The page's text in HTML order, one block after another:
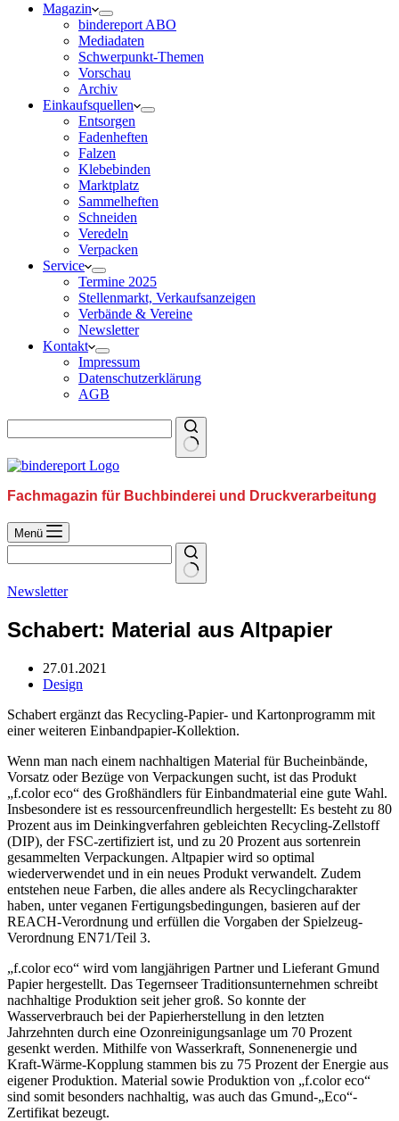
Magazin
bindereport ABO
Mediadaten
Schwerpunkt-Themen
Vorschau
Archiv
Einkaufsquellen
Entsorgen
Fadenheften
Falzen
Klebebinden
Marktplatz
Sammelheften
Schneiden
Veredeln
Verpacken
Service
Termine 2025
Stellenmarkt, Verkaufsanzeigen
Verbände & Vereine
Newsletter
Kontakt
Impressum
Datenschutzerklärung
AGB
Fachmagazin für Buchbinderei und Druckverarbeitung
Menü
Newsletter
Schabert: Material aus Altpapier
27.01.2021
Design
Schabert ergänzt das Recycling-Papier- und Kartonprogramm mit
einer weiteren Einbandpapier-Kollektion.
Wenn man nach einem nachhaltigen Material für Bucheinbände,
Vorsatz oder Bezüge von Verpackungen sucht, ist das Produkt
„f.color eco“ des Großhändlers für Einbandmaterial eine gute Wahl.
Insbesondere ist es ressourcenfreundlich hergestellt: Es besteht zu 80
Prozent aus im Deinkingverfahren gebleichten Recycling-Zellstoff
(DIP), der FSC-zertifiziert ist, und zu 20 Prozent aus sortenrein
gesammelten Verpackungen. Altpapier wird so optimal
wiederverwendet und in ein neues Produkt verwandelt. Zudem
entstehen neue Farben, die alles andere als Recyclingcharakter
haben, unter veganen Fertigungsbedingungen, basieren auf der
REACH-Verordnung und erfüllen die Vorgaben der Spielzeug-
Verordnung EN71/Teil 3.
„f.color eco“ wird vom langjährigen Partner und Lieferant Gmund
Papier hergestellt. Das Tegernseer Traditionsunternehmen schreibt
nachhaltige Produktion seit jeher groß. So konnte der
Wasserverbrauch bei der Papierherstellung in den letzten
Jahrzehnten durch eine Ozonreinigungsanlage um 70 Prozent
gesenkt werden. Mithilfe von Wasserkraft, Sonnenenergie und
Kraft-Wärme-Kopplung stammen bis zu 75 Prozent der Energie aus
eigener Produktion. Material sowie Produktion von „f.color eco“
sind somit besonders nachhaltig, was auch das Gmund-„Eco“-
Zertifikat bezeugt.